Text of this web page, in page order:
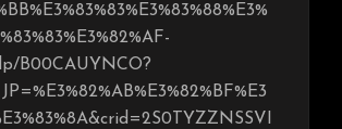
B00CAUYNCO?